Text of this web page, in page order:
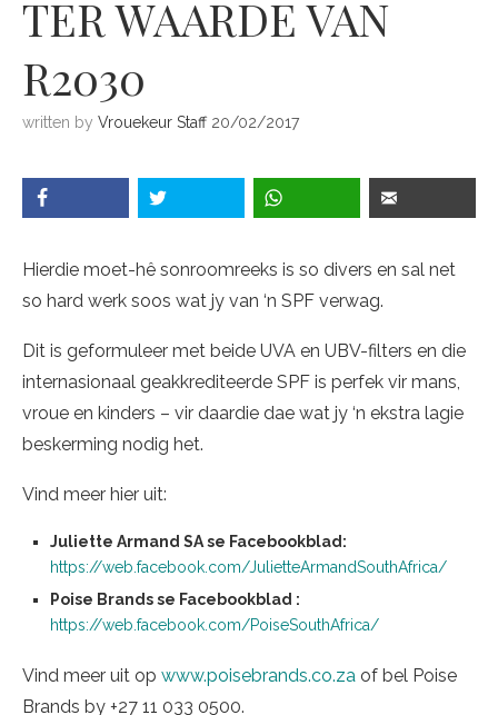
TER WAARDE VAN
R2030
written by Vrouekeur Staff 20/02/2017
Hierdie moet-hê sonroomreeks is so divers en sal net
so hard werk soos wat jy van ‘n SPF verwag.
Dit is geformuleer met beide UVA en UBV-filters en die
internasionaal geakkrediteerde SPF is perfek vir mans,
vroue en kinders – vir daardie dae wat jy ‘n ekstra lagie
beskerming nodig het.
Vind meer hier uit:
Juliette Armand SA se Facebookblad:
https://web.facebook.com/JulietteArmandSouthAfrica/
Poise Brands se Facebookblad :
https://web.facebook.com/PoiseSouthAfrica/
Vind meer uit op www.poisebrands.co.za of bel Poise
Brands by +27 11 033 0500.